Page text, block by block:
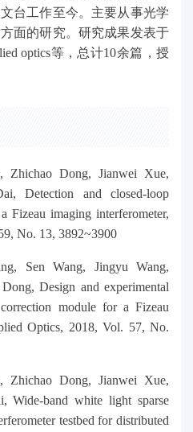
台工作至今。主要从事光学
面的研究。研究成果发表于
optics等，总计10余篇，授
Zhichao Dong, Jianwei Xue,
Detection and closed-loop
Fizeau imaging interferometer,
No. 13, 3892~3900
Sen Wang, Jingyu Wang,
Design and experimental
module for a Fizeau
Optics, 2018, Vol. 57, No.
Zhichao Dong, Jianwei Xue,
Wide-band white light sparse
testbed for distributed